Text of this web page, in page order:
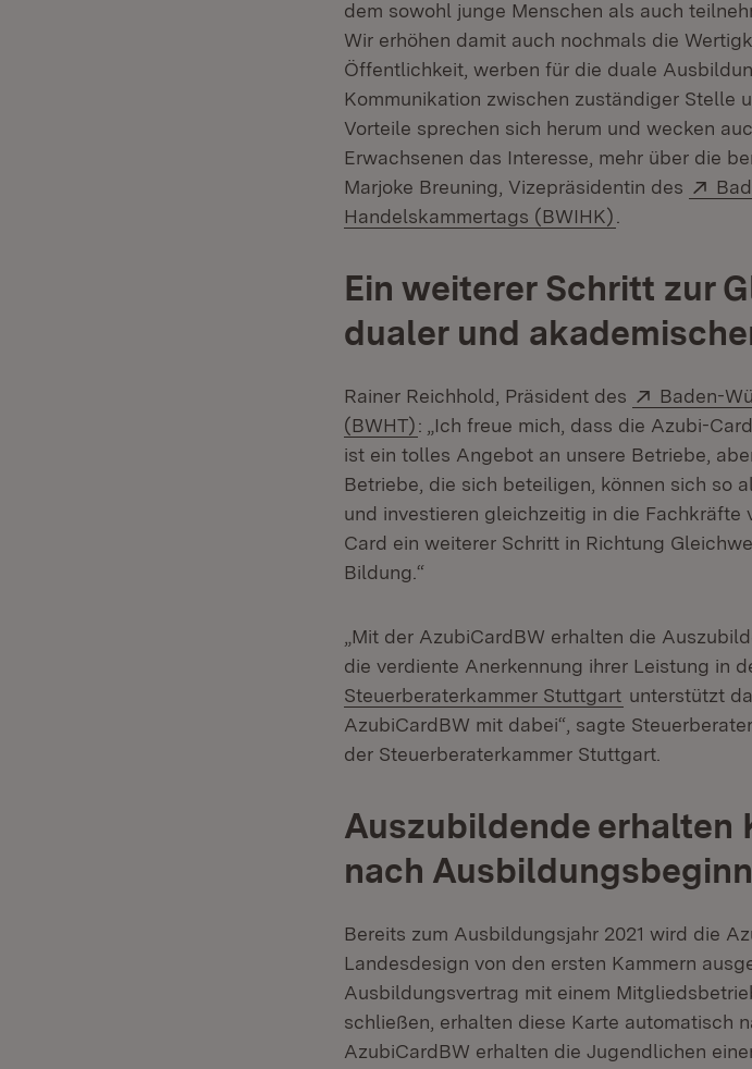
dem sowohl junge Menschen als auch
Wir erhöhen damit auch nochmals die
Öffentlichkeit, werben für die duale
Kommunikation zwischen zuständiger Stelle
Vorteile sprechen sich herum und wecken
Erwachsenen das Interesse, mehr über die
Marjoke Breuning, Vizepräsidentin des
Handelskammertags (BWIHK)
Ein weiterer Schritt zur
dualer und
Rainer Reichhold, Präsident des Extern:
Baden-
(BWHT)(Öffnet in neuem Fenster)
: „Ich freue mich, dass die Azubi-
ist ein tolles Angebot an unsere Betriebe,
Betriebe, die sich beteiligen, können sich so
und investieren gleichzeitig in die
Card ein weiterer Schritt in Richtung
Bildung.“
„Mit der AzubiCardBW erhalten die
die verdiente Anerkennung ihrer Leistung in
Steuerberaterkammer Stuttgart (Öffnet in
unterstützt
AzubiCardBW mit dabei“, sagte
der Steuerberaterkammer Stuttgart.
Auszubildende erhalten
nach Ausbildungsbeginn
Bereits zum Ausbildungsjahr 2021 wird die
Landesdesign von den ersten Kammern
Ausbildungsvertrag mit einem
schließen, erhalten diese Karte automatisch
AzubiCardBW erhalten die Jugendlichen